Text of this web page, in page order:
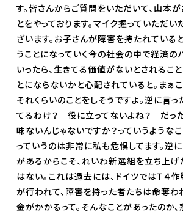
す。皆さんからご質問をいただいて、山本
とをやっております。マイク握っていただい
ざいます。お子さんが障害を持たれている
うことになっていく今の社会の中で経済の
いったら、生きてる価値がないとされるこ
とにならないかと心配されていると。まぁ
それくらいのことをしそうですよ。逆に言っ
てるわけ？ 役に立ってないよね？ だっ
味ないんじゃないですか？っていうような
っていうのは非常に私も危惧してます。逆
があるからこそ、れいわ新選組を立ち上げ
はない。これは過去には、ドイツではＴ４
が行われて、障害を持った者たちは命奪わ
金がかかるって。そんなことがあったのか